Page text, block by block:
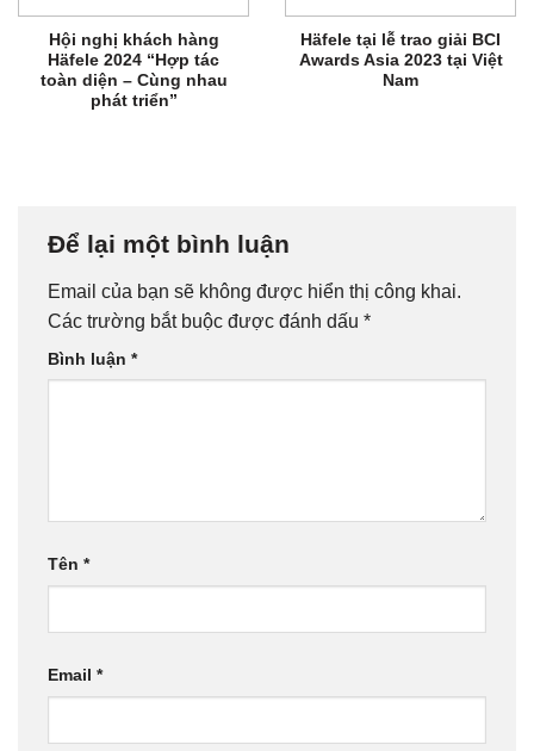
Hội nghị khách hàng
Häfele 2024 “Hợp tác
toàn diện – Cùng nhau
phát triển”
Häfele tại lễ trao giải BCI
Awards Asia 2023 tại Việt
Nam
Để lại một bình luận
Email của bạn sẽ không được hiển thị công khai.
Các trường bắt buộc được đánh dấu *
Bình luận *
Tên *
Email *